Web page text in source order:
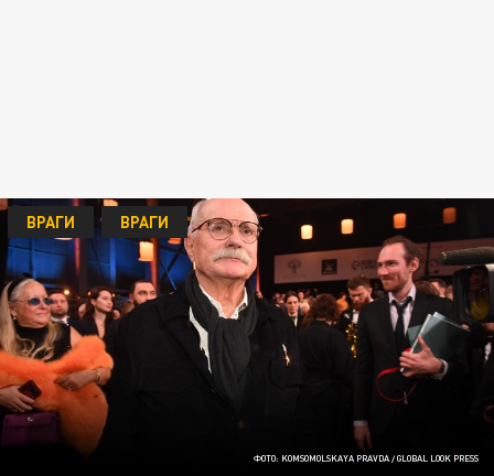
ФОТО: KOMSOMOLSKAYA PRAVDA / GLOBAL LOOK PRESS
ВРАГИ ВРАГИ